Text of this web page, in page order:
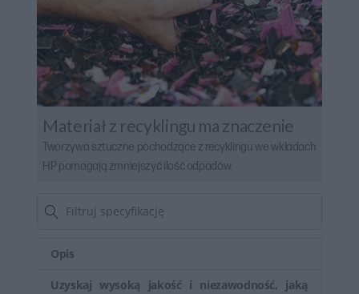
Materiał z recyklingu ma znaczenie
Tworzywa sztuczne pochodzące z recyklingu we wkładach
HP pomagają zmniejszyć ilość odpadów.
Opis
Uzyskaj wysoką jakość i niezawodność, jaką